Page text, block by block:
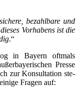
bezahl­bare und
Vor­ha­bens ist die
.“
in Bay­ern oft­mals
Pres­se
zur Kon­sul­ta­ti­on ste­
Fra­gen auf: